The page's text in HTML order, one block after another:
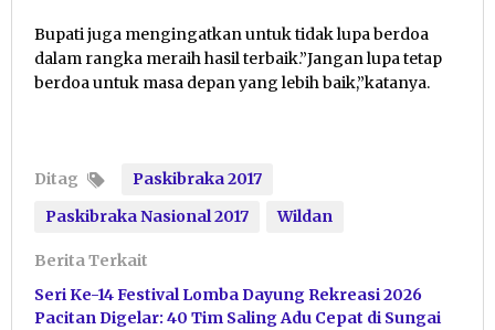
Bupati juga mengingatkan untuk tidak lupa berdoa
dalam rangka meraih hasil terbaik.”Jangan lupa tetap
berdoa untuk masa depan yang lebih baik,”katanya.
Ditag
Paskibraka 2017
Paskibraka Nasional 2017
Wildan
Berita Terkait
Seri Ke-14 Festival Lomba Dayung Rekreasi 2026
Pacitan Digelar: 40 Tim Saling Adu Cepat di Sungai